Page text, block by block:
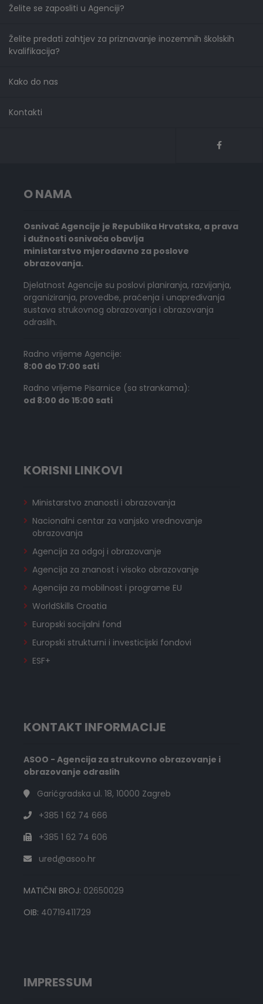
Želite se zaposliti u Agenciji?
Želite predati zahtjev za priznavanje inozemnih školskih
kvalifikacija?
Kako do nas
Kontakti
O NAMA
Osnivač Agencije je Republika Hrvatska, a prava
i dužnosti osnivača obavlja
ministarstvo mjerodavno za poslove
obrazovanja.
Djelatnost Agencije su poslovi planiranja, razvijanja,
organiziranja, provedbe, praćenja i unapređivanja
sustava strukovnog obrazovanja i obrazovanja
odraslih.
Radno vrijeme Agencije:
8:00 do 17:00 sati
Radno vrijeme Pisarnice (sa strankama):
od 8:00 do 15:00 sati
KORISNI LINKOVI
Ministarstvo znanosti i obrazovanja
Nacionalni centar za vanjsko vrednovanje
obrazovanja
Agencija za odgoj i obrazovanje
Agencija za znanost i visoko obrazovanje
Agencija za mobilnost i programe EU
WorldSkills Croatia
Europski socijalni fond
Europski strukturni i investicijski fondovi
ESF+
KONTAKT INFORMACIJE
ASOO - Agencija za strukovno obrazovanje i
obrazovanje odraslih
Garićgradska ul. 18, 10000 Zagreb
+385 1 62 74 666
+385 1 62 74 606
ured@asoo.hr
MATIČNI BROJ: 02650029
OIB: 40719411729
IMPRESSUM